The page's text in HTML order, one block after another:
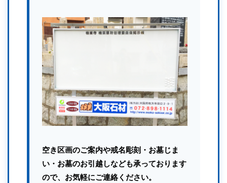
空き区画のご案内や戒名彫刻・お墓じま
い・お墓のお引越しなども承っております
ので、お気軽にご連絡ください。